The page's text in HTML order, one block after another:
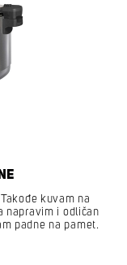
kuvam na
napravim i odličan
padne na pamet.